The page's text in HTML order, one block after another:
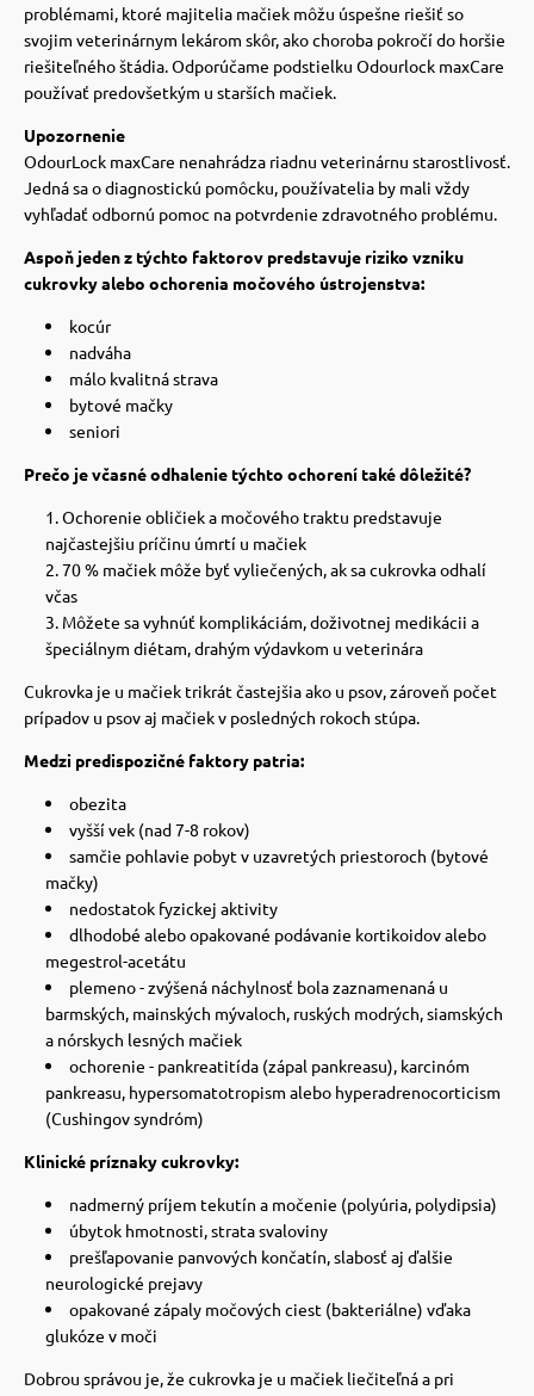
problémami, ktoré majitelia mačiek môžu úspešne riešiť so
svojim veterinárnym lekárom skôr, ako choroba pokročí do horšie
riešiteľného štádia. Odporúčame podstielku Odourlock maxCare
používať predovšetkým u starších mačiek.
Upozornenie
OdourLock maxCare nenahrádza riadnu veterinárnu starostlivosť.
Jedná sa o diagnostickú pomôcku, používatelia by mali vždy
vyhľadať odbornú pomoc na potvrdenie zdravotného problému.
Aspoň jeden z týchto faktorov predstavuje riziko vzniku
cukrovky alebo ochorenia močového ústrojenstva:
kocúr
nadváha
málo kvalitná strava
bytové mačky
seniori
Prečo je včasné odhalenie týchto ochorení také dôležité?
Ochorenie obličiek a močového traktu predstavuje
najčastejšiu príčinu úmrtí u mačiek
70 % mačiek môže byť vyliečených, ak sa cukrovka odhalí
včas
Môžete sa vyhnúť komplikáciám, doživotnej medikácii a
špeciálnym diétam, drahým výdavkom u veterinára
Cukrovka je u mačiek trikrát častejšia ako u psov, zároveň počet
prípadov u psov aj mačiek v posledných rokoch stúpa.
Medzi predispozičné faktory patria:
obezita
vyšší vek (nad 7-8 rokov)
samčie pohlavie pobyt v uzavretých priestoroch (bytové
mačky)
nedostatok fyzickej aktivity
dlhodobé alebo opakované podávanie kortikoidov alebo
megestrol-acetátu
plemeno - zvýšená náchylnosť bola zaznamenaná u
barmských, mainských mývaloch, ruských modrých, siamských
a nórskych lesných mačiek
ochorenie - pankreatitída (zápal pankreasu), karcinóm
pankreasu, hypersomatotropism alebo hyperadrenocorticism
(Cushingov syndróm)
Klinické príznaky cukrovky:
nadmerný príjem tekutín a močenie (polyúria, polydipsia)
úbytok hmotnosti, strata svaloviny
prešľapovanie panvových končatín, slabosť aj ďalšie
neurologické prejavy
opakované zápaly močových ciest (bakteriálne) vďaka
glukóze v moči
Dobrou správou je, že cukrovka je u mačiek liečiteľná a pri